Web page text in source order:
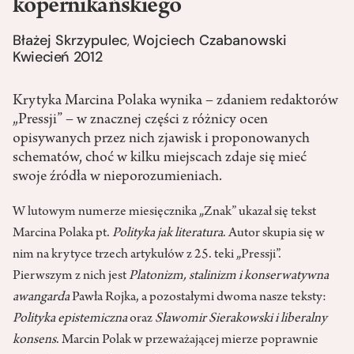
kopernikańskiego
Błażej Skrzypulec,Wojciech Czabanowski
Kwiecień 2012
Krytyka Marcina Polaka wynika – zdaniem redaktorów
„Pressji” – w znacznej części z różnicy ocen
opisywanych przez nich zjawisk i proponowanych
schematów, choć w kilku miejscach zdaje się mieć
swoje źródła w nieporozumieniach.
W lutowym numerze miesięcznika „Znak” ukazał się tekst
Marcina Polaka pt. Polityka jak literatura. Autor skupia się w
nim na krytyce trzech artykułów z 25. teki „Pressji”.
Pierwszym z nich jestPlatonizm, stalinizm i konserwatywna
awangardaPawła Rojka, a pozostałymi dwoma nasze teksty:
Polityka epistemicznaoraz Sławomir Sierakowski i liberalny
konsens. Marcin Polak w przeważającej mierze poprawnie